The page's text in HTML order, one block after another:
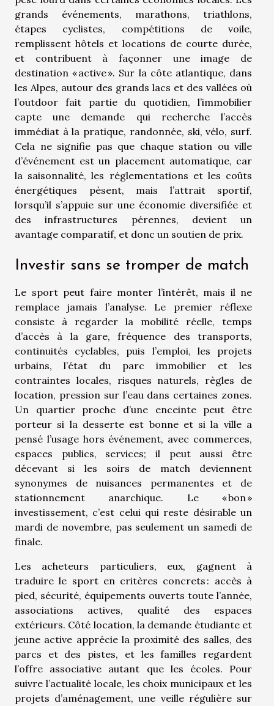
grands événements, marathons, triathlons,
étapes cyclistes, compétitions de voile,
remplissent hôtels et locations de courte durée,
et contribuent à façonner une image de
destination « active ». Sur la côte atlantique, dans
les Alpes, autour des grands lacs et des vallées où
l’outdoor fait partie du quotidien, l’immobilier
capte une demande qui recherche l’accès
immédiat à la pratique, randonnée, ski, vélo, surf.
Cela ne signifie pas que chaque station ou ville
d’événement est un placement automatique, car
la saisonnalité, les réglementations et les coûts
énergétiques pèsent, mais l’attrait sportif,
lorsqu’il s’appuie sur une économie diversifiée et
des infrastructures pérennes, devient un
avantage comparatif, et donc un soutien de prix.
Investir sans se tromper de match
Le sport peut faire monter l’intérêt, mais il ne
remplace jamais l’analyse. Le premier réflexe
consiste à regarder la mobilité réelle, temps
d’accès à la gare, fréquence des transports,
continuités cyclables, puis l’emploi, les projets
urbains, l’état du parc immobilier et les
contraintes locales, risques naturels, règles de
location, pression sur l’eau dans certaines zones.
Un quartier proche d’une enceinte peut être
porteur si la desserte est bonne et si la ville a
pensé l’usage hors événement, avec commerces,
espaces publics, services; il peut aussi être
décevant si les soirs de match deviennent
synonymes de nuisances permanentes et de
stationnement anarchique. Le « bon »
investissement, c’est celui qui reste désirable un
mardi de novembre, pas seulement un samedi de
finale.
Les acheteurs particuliers, eux, gagnent à
traduire le sport en critères concrets : accès à
pied, sécurité, équipements ouverts toute l’année,
associations actives, qualité des espaces
extérieurs. Côté location, la demande étudiante et
jeune active apprécie la proximité des salles, des
parcs et des pistes, et les familles regardent
l’offre associative autant que les écoles. Pour
suivre l’actualité locale, les choix municipaux et les
projets d’aménagement, une veille régulière sur